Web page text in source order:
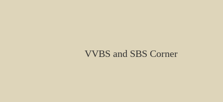
VVBS and SBS Corner